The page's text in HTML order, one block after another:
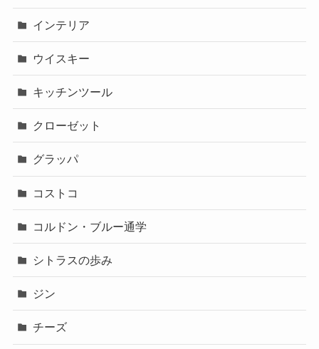
インテリア
ウイスキー
キッチンツール
クローゼット
グラッパ
コストコ
コルドン・ブルー通学
シトラスの歩み
ジン
チーズ